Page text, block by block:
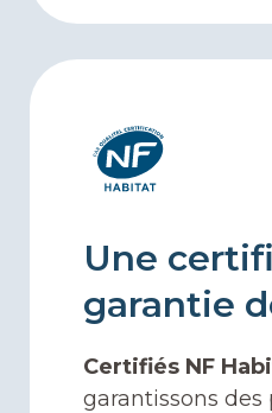
Une
garantie
Certifiés NF
garantissons des